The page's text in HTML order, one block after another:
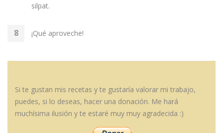
silpat.
¡Qué aproveche!
Si te gustan mis recetas y te gustaría valorar mi trabajo,
puedes, si lo deseas, hacer una donación. Me hará
muchísima ilusión y te estaré muy muy agradecida :)